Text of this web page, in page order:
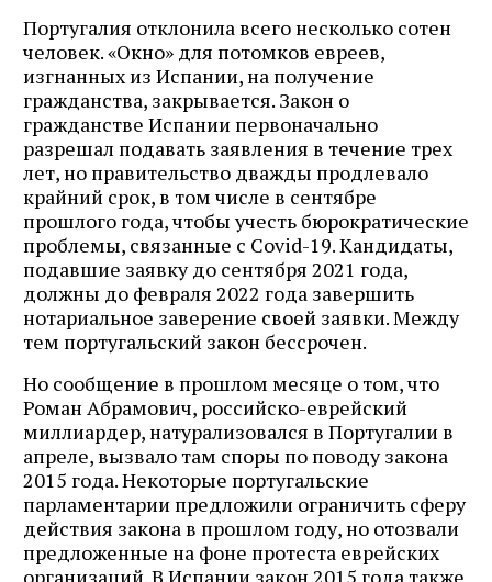
Португалия отклонила всего несколько сотен
человек. «Окно» для потомков евреев,
изгнанных из Испании, на получение
гражданства, закрывается. Закон о
гражданстве Испании первоначально
разрешал подавать заявления в течение трех
лет, но правительство дважды продлевало
крайний срок, в том числе в сентябре
прошлого года, чтобы учесть бюрократические
проблемы, связанные с Covid-19. Кандидаты,
подавшие заявку до сентября 2021 года,
должны до февраля 2022 года завершить
нотариальное заверение своей заявки. Между
тем португальский закон бессрочен.
Но сообщение в прошлом месяце о том, что
Роман Абрамович, российско-еврейский
миллиардер, натурализовался в Португалии в
апреле, вызвало там споры по поводу закона
2015 года. Некоторые португальские
парламентарии предложили ограничить сферу
действия закона в прошлом году, но отозвали
предложенные на фоне протеста еврейских
организаций. В Испании закон 2015 года также